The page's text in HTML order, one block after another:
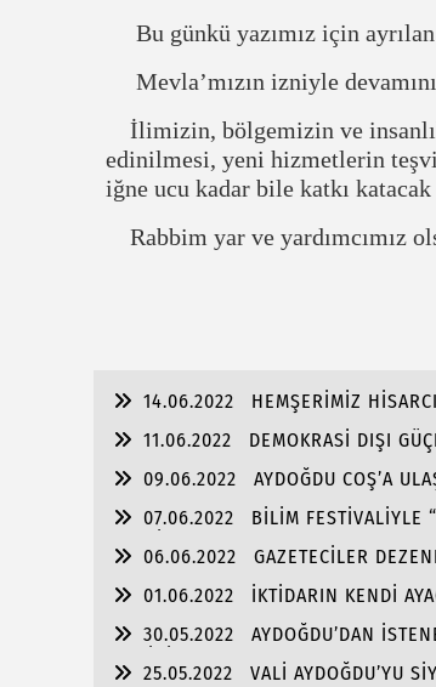
Bu günkü yazımız için
Mevla’mızın izniyle
İlimizin, bölgemizin ve
edinilmesi, yeni hizmetlerin
iğne ucu kadar bile katkı
Rabbim yar ve yardımcımız
14.06.2022
HEMŞERİMİZ
11.06.2022
DEMOKRASİ DIŞI
09.06.2022
AYDOĞDU COŞ’A
07.06.2022
BİLİM FESTİVALİYLE
06.06.2022
GAZETECİLER
01.06.2022
İKTİDARIN KENDİ
30.05.2022
AYDOĞDU’DAN
25.05.2022
VALİ AYDOĞDU’YU